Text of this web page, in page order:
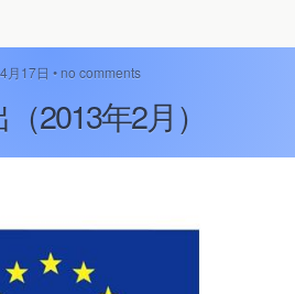
月17日 • no comments
2013年2月）